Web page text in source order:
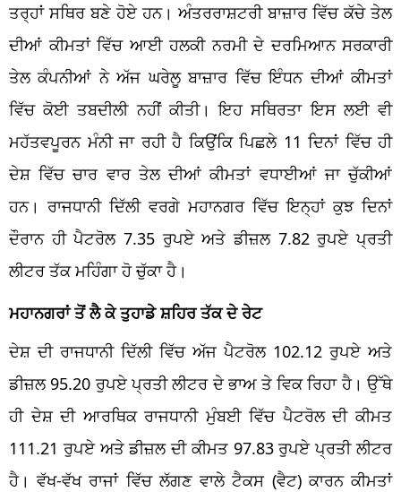
ਤਰ੍ਹਾਂ ਸਥਿਰ ਬਣੇ ਹੋਏ ਹਨ। ਅੰਤਰਰਾਸ਼ਟਰੀ ਬਾਜ਼ਾਰ ਵਿੱਚ ਕੱਚੇ ਤੇਲ
ਦੀਆਂ ਕੀਮਤਾਂ ਵਿੱਚ ਆਈ ਹਲਕੀ ਨਰਮੀ ਦੇ ਦਰਮਿਆਨ ਸਰਕਾਰੀ
ਤੇਲ ਕੰਪਨੀਆਂ ਨੇ ਅੱਜ ਘਰੇਲੂ ਬਾਜ਼ਾਰ ਵਿੱਚ ਇੰਧਨ ਦੀਆਂ ਕੀਮਤਾਂ
ਵਿੱਚ ਕੋਈ ਤਬਦੀਲੀ ਨਹੀਂ ਕੀਤੀ। ਇਹ ਸਥਿਰਤਾ ਇਸ ਲਈ ਵੀ
ਮਹੱਤਵਪੂਰਨ ਮੰਨੀ ਜਾ ਰਹੀ ਹੈ ਕਿਉਂਕਿ ਪਿਛਲੇ 11 ਦਿਨਾਂ ਵਿੱਚ ਹੀ
ਦੇਸ਼ ਵਿੱਚ ਚਾਰ ਵਾਰ ਤੇਲ ਦੀਆਂ ਕੀਮਤਾਂ ਵਧਾਈਆਂ ਜਾ ਚੁੱਕੀਆਂ
ਹਨ। ਰਾਜਧਾਨੀ ਦਿੱਲੀ ਵਰਗੇ ਮਹਾਨਗਰ ਵਿੱਚ ਇਨ੍ਹਾਂ ਕੁਝ ਦਿਨਾਂ
ਦੌਰਾਨ ਹੀ ਪੈਟਰੋਲ 7.35 ਰੁਪਏ ਅਤੇ ਡੀਜ਼ਲ 7.82 ਰੁਪਏ ਪ੍ਰਤੀ
ਲੀਟਰ ਤੱਕ ਮਹਿੰਗਾ ਹੋ ਚੁੱਕਾ ਹੈ।
ਮਹਾਨਗਰਾਂ ਤੋਂ ਲੈ ਕੇ ਤੁਹਾਡੇ ਸ਼ਹਿਰ ਤੱਕ ਦੇ ਰੇਟ
ਦੇਸ਼ ਦੀ ਰਾਜਧਾਨੀ ਦਿੱਲੀ ਵਿੱਚ ਅੱਜ ਪੈਟਰੋਲ 102.12 ਰੁਪਏ ਅਤੇ
ਡੀਜ਼ਲ 95.20 ਰੁਪਏ ਪ੍ਰਤੀ ਲੀਟਰ ਦੇ ਭਾਅ ਤੇ ਵਿਕ ਰਿਹਾ ਹੈ। ਉੱਥੇ
ਹੀ ਦੇਸ਼ ਦੀ ਆਰਥਿਕ ਰਾਜਧਾਨੀ ਮੁੰਬਈ ਵਿੱਚ ਪੈਟਰੋਲ ਦੀ ਕੀਮਤ
111.21 ਰੁਪਏ ਅਤੇ ਡੀਜ਼ਲ ਦੀ ਕੀਮਤ 97.83 ਰੁਪਏ ਪ੍ਰਤੀ ਲੀਟਰ
ਹੈ। ਵੱਖ-ਵੱਖ ਰਾਜਾਂ ਵਿੱਚ ਲੱਗਣ ਵਾਲੇ ਟੈਕਸ (ਵੈਟ) ਕਾਰਨ ਕੀਮਤਾਂ